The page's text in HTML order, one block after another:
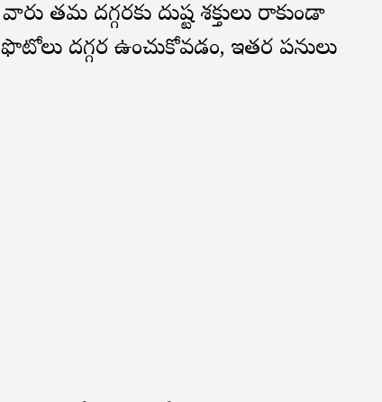
తమ దగ్గరకు దుష్ట శక్తులు రాకుండా
ఫొటోలు దగ్గర ఉంచుకోవడం, ఇతర పనులు